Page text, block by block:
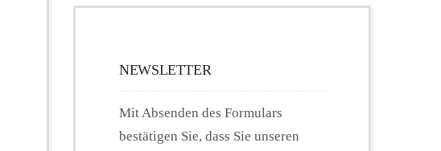
NEWSLETTER
Mit Absenden des Formulars
bestätigen Sie, dass Sie unseren